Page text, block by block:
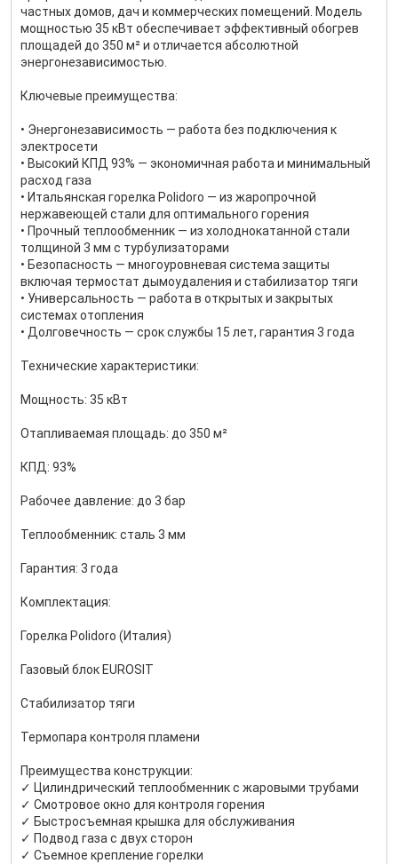
частных домов, дач и коммерческих помещений. Модель
мощностью 35 кВт обеспечивает эффективный обогрев
площадей до 350 м² и отличается абсолютной
энергонезависимостью.
Ключевые преимущества:
• Энергонезависимость — работа без подключения к
электросети
• Высокий КПД 93% — экономичная работа и минимальный
расход газа
• Итальянская горелка Polidoro — из жаропрочной
нержавеющей стали для оптимального горения
• Прочный теплообменник — из холоднокатанной стали
толщиной 3 мм с турбулизаторами
• Безопасность — многоуровневая система защиты
включая термостат дымоудаления и стабилизатор тяги
• Универсальность — работа в открытых и закрытых
системах отопления
• Долговечность — срок службы 15 лет, гарантия 3 года
Технические характеристики:
Мощность: 35 кВт
Отапливаемая площадь: до 350 м²
КПД: 93%
Рабочее давление: до 3 бар
Теплообменник: сталь 3 мм
Гарантия: 3 года
Комплектация:
Горелка Polidoro (Италия)
Газовый блок EUROSIT
Стабилизатор тяги
Термопара контроля пламени
Преимущества конструкции:
✓ Цилиндрический теплообменник с жаровыми трубами
✓ Смотровое окно для контроля горения
✓ Быстросъемная крышка для обслуживания
✓ Подвод газа с двух сторон
✓ Съемное крепление горелки